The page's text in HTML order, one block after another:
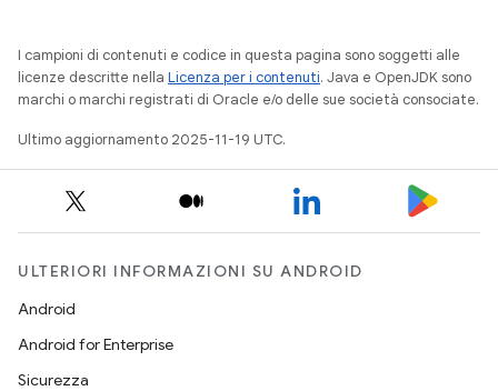
I campioni di contenuti e codice in questa pagina sono soggetti alle
licenze descritte nella Licenza per i contenuti. Java e OpenJDK sono
marchi o marchi registrati di Oracle e/o delle sue società consociate.
Ultimo aggiornamento 2025-11-19 UTC.
ULTERIORI INFORMAZIONI SU ANDROID
Android
Android for Enterprise
Sicurezza